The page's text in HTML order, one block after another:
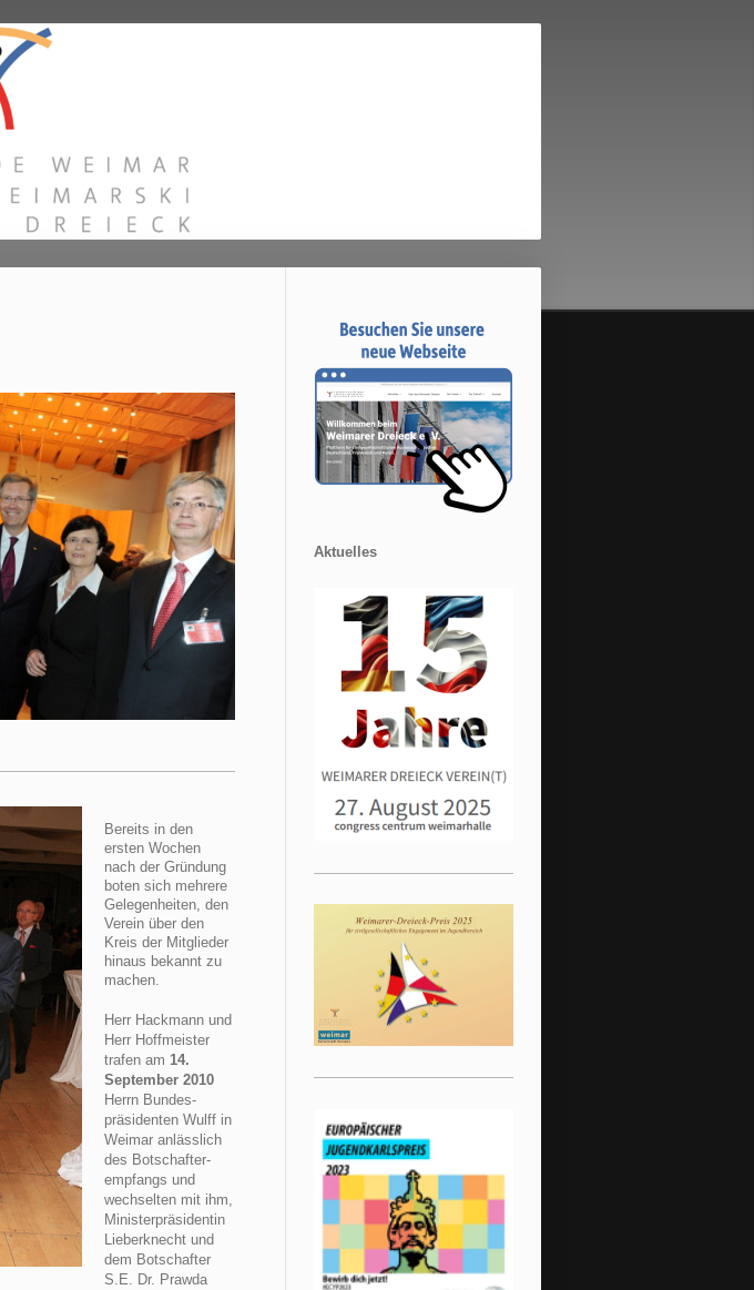
Bereits in den
ersten Wochen
nach der Gründung
boten sich mehrere
Gelegen­heiten, den
Verein über den
Kreis der Mitglieder
hinaus bekannt zu
machen.
Herr Hackmann und
Herr Hoffmeister
trafen am14.
September 2010
Herrn Bundes­
präsidenten Wulff in
Weimar anlässlich
des Botschafter­
empfangs und
wechselten mit ihm,
Ministerpräsidentin
Lieberknecht und
dem Botschafter
S.E. Dr. Prawda
Aktuelles